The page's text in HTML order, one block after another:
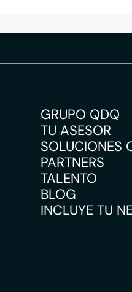
GRUPO QDQ
TU ASESOR
SOLUCIONES
PARTNERS
TALENTO
BLOG
INCLUYE TU